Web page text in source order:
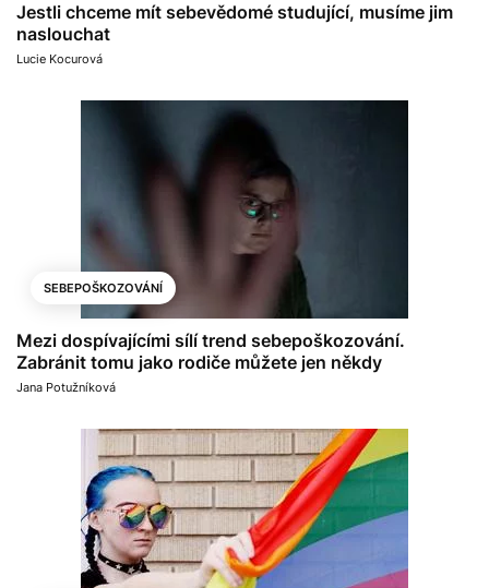
Jestli chceme mít sebevědomé studující, musíme jim
naslouchat
Lucie Kocurová
SEBEPOŠKOZOVÁNÍ
Mezi dospívajícími sílí trend sebepoškozování.
Zabránit tomu jako rodiče můžete jen někdy
Jana Potužníková